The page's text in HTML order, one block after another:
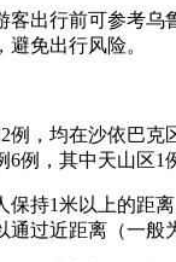
出行前可参考
免出行风险。
，均在沙依巴
，其中天山区1
持1米以上的
过近距离（一般